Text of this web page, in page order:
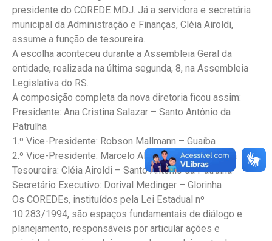
presidente do COREDE MDJ. Já a servidora e secretária
municipal da Administração e Finanças, Cléia Airoldi,
assume a função de tesoureira.
A escolha aconteceu durante a Assembleia Geral da
entidade, realizada na última segunda, 8, na Assembleia
Legislativa do RS.
A composição completa da nova diretoria ficou assim:
Presidente: Ana Cristina Salazar – Santo Antônio da
Patrulha
1.º Vice-Presidente: Robson Mallmann – Guaíba
2.º Vice-Presidente: Marcelo Almeida – Cachoeirinha
Tesoureira: Cléia Airoldi – Santo Antônio da Patrulha
Secretário Executivo: Dorival Medinger – Glorinha
Os COREDEs, instituídos pela Lei Estadual nº
10.283/1994, são espaços fundamentais de diálogo e
planejamento, responsáveis por articular ações e